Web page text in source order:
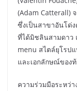
(Adam Catterall)
ซึ่งเป็นสาขาอันโด่
ที่ได้มิชลินสามดาว
menu สไตล์ยุโรป
และเอกลักษณ์ของ
ความร่วมมือระหว่า